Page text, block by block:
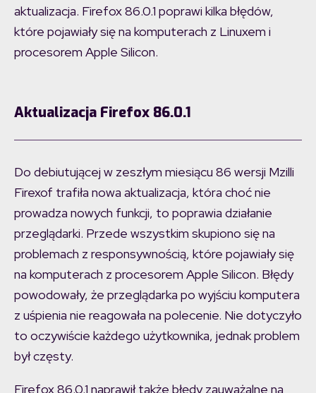
aktualizacja. Firefox 86.0.1 poprawi kilka błędów,
które pojawiały się na komputerach z Linuxem i
procesorem Apple Silicon.
Aktualizacja Firefox 86.0.1
Do debiutującej w zeszłym miesiącu 86 wersji Mzilli
Firexof trafiła nowa aktualizacja, która choć nie
prowadza nowych funkcji, to poprawia działanie
przeglądarki. Przede wszystkim skupiono się na
problemach z responsywnością, które pojawiały się
na komputerach z procesorem Apple Silicon. Błędy
powodowały, że przeglądarka po wyjściu komputera
z uśpienia nie reagowała na polecenie. Nie dotyczyło
to oczywiście każdego użytkownika, jednak problem
był częsty.
Firefox 86.0.1 naprawił także błędy zauważalne na